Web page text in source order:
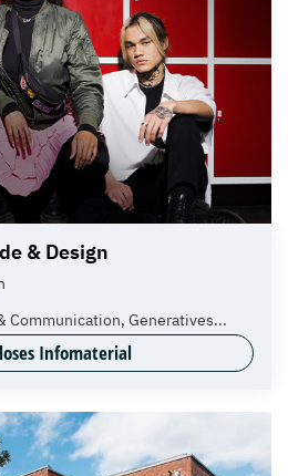
& Design
Communication, Generatives...
Infomaterial